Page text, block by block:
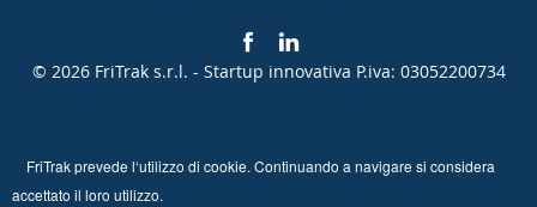
© 2026 FriTrak s.r.l. - Startup innovativa P.iva: 03052200734
FriTrak prevede l‘utilizzo di cookie. Continuando a navigare si considera
accettato il loro utilizzo.